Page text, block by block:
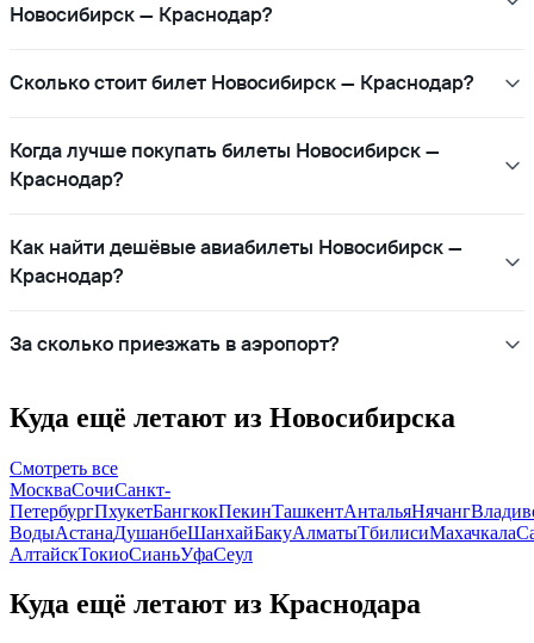
Новосибирск — Краснодар?
Сколько стоит билет Новосибирск — Краснодар?
Когда лучше покупать билеты Новосибирск —
Краснодар?
Как найти дешёвые авиабилеты Новосибирск —
Краснодар?
За сколько приезжать в аэропорт?
Куда ещё летают из Новосибирска
Смотреть все
МоскваСочиСанкт-
ПетербургПхукетБангкокПекинТашкентАнтальяНячанг
ВодыАстанаДушанбеШанхайБакуАлматыТбилисиМахачкала
АлтайскТокиоСианьУфаСеул
Куда ещё летают из Краснодара